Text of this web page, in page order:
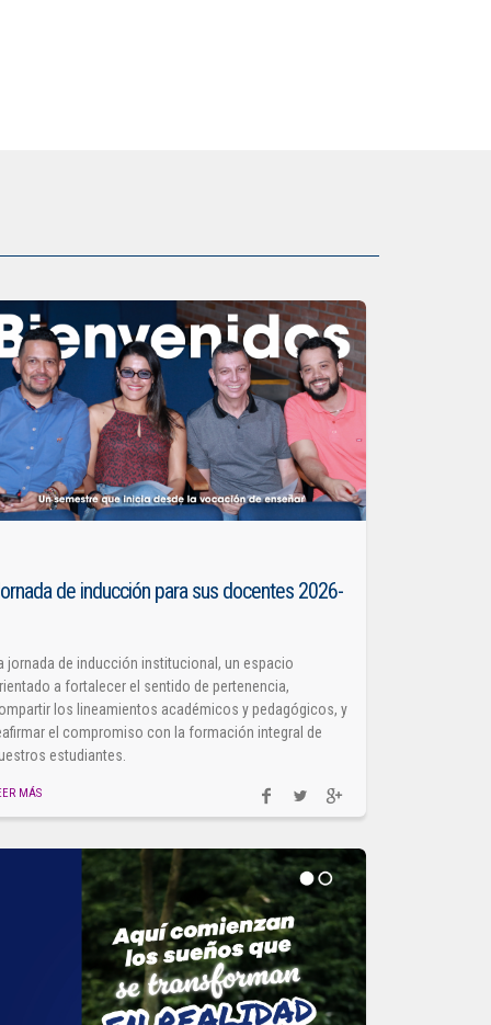
de inducción para sus docentes 2026-
jornada de inducción institucional, un espacio
a fortalecer el sentido de pertenencia,
los lineamientos académicos y pedagógicos, y
el compromiso con la formación integral de
estudiantes.
MÁS